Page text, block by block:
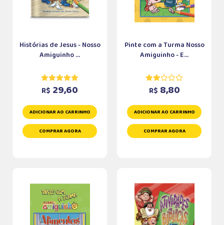
Histórias de Jesus - Nosso
Amiguinho ...
R$ 29,60
ADICIONAR AO CARRINHO
COMPRAR AGORA
Pinte com a Turma Nosso
Amiguinho - E...
R$ 8,80
ADICIONAR AO CARRINHO
COMPRAR AGORA